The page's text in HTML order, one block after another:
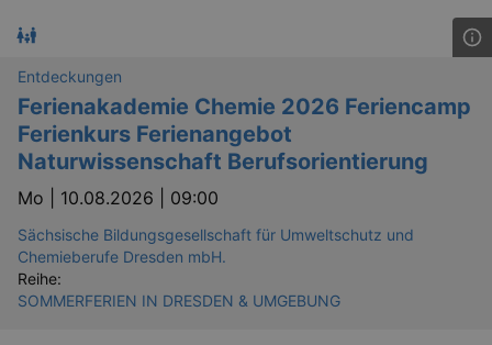
Entdeckungen
Ferienakademie Chemie 2026 Feriencamp
Ferienkurs Ferienangebot
Naturwissenschaft Berufsorientierung
Mo | 10.08.2026 | 09:00
Sächsische Bildungsgesellschaft für Umweltschutz und
Chemieberufe Dresden mbH.
Reihe:
SOMMERFERIEN IN DRESDEN & UMGEBUNG